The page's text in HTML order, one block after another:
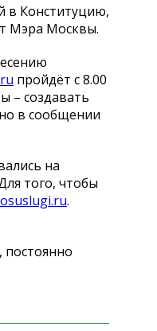
в Конституцию,
Мэра Москвы.
пройдёт с 8.00
– создавать
в сообщении
на
того, чтобы
.